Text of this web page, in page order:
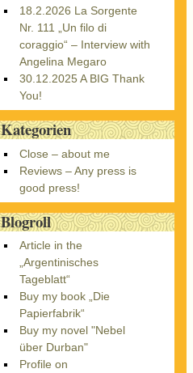
18.2.2026 La Sorgente
Nr. 111 „Un filo di
coraggio“ – Interview with
Angelina Megaro
30.12.2025 A BIG Thank
You!
Kategorien
Close – about me
Reviews – Any press is
good press!
Blogroll
Article in the
„Argentinisches
Tageblatt“
Buy my book „Die
Papierfabrik“
Buy my novel "Nebel
über Durban"
Profile on